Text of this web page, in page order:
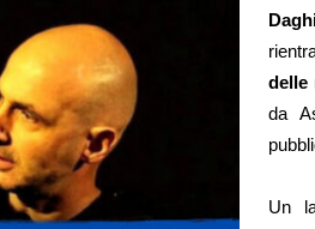
delle
da
Un